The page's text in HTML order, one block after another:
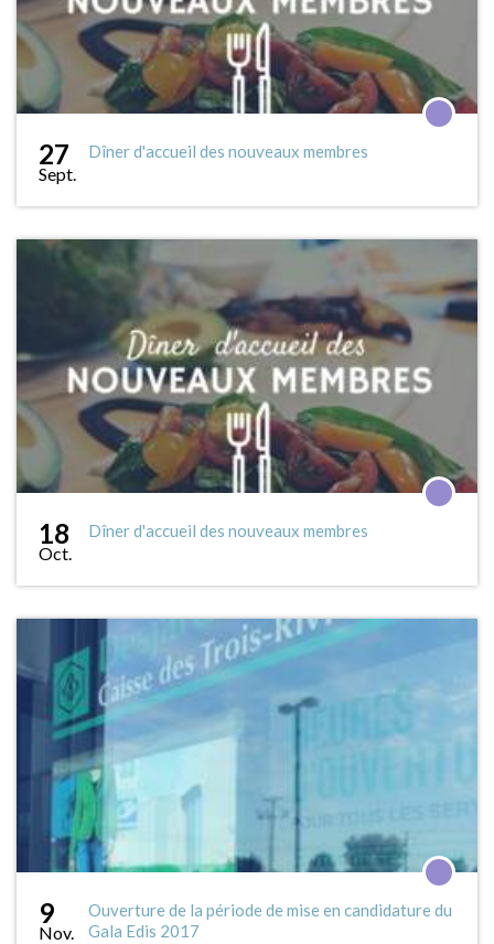
27
Sept.
Dîner d'accueil des nouveaux membres
18
Oct.
Dîner d'accueil des nouveaux membres
9
Nov.
Ouverture de la période de mise en candidature du
Gala Edis 2017